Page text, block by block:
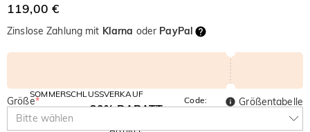
119,00 €
Zinslose Zahlung mit Klarna oder PayPal
SOMMERSCHLUSSVERKAUF
10% RABATT
AUF ALLES
30% RABATT
ARTIKEL
Code:
SUMMER
Größe*
Bitte wählen
Größentabelle